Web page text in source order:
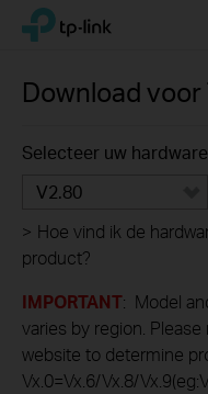
Click
navigation
TP-Link, Reliably Smart
Download voor
Selecteer uw
V2.80
> Hoe vind ik de
product?
IMPORTANT: Model
varies by region.
website to determine
Vx.0=Vx.6/Vx.8/